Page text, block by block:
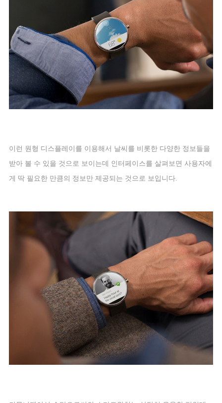
이런 원형 디스플레이를 이용해서 날씨를 비롯한 다양한 정보들을
받아 볼 수 있을 것으로 보이는데 인터페이스를 살펴보면 사용자에
게 딱 필요한 만큼의 정보만 제공되는 것으로 보입니다.